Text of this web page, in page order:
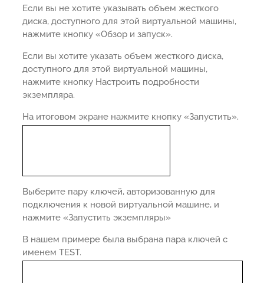
Если вы не хотите указывать объем жесткого
диска, доступного для этой виртуальной машины,
нажмите кнопку «Обзор и запуск».
Если вы хотите указать объем жесткого диска,
доступного для этой виртуальной машины,
нажмите кнопку Настроить подробности
экземпляра.
На итоговом экране нажмите кнопку «Запустить».
Выберите пару ключей, авторизованную для
подключения к новой виртуальной машине, и
нажмите «Запустить экземпляры»
В нашем примере была выбрана пара ключей с
именем TEST.